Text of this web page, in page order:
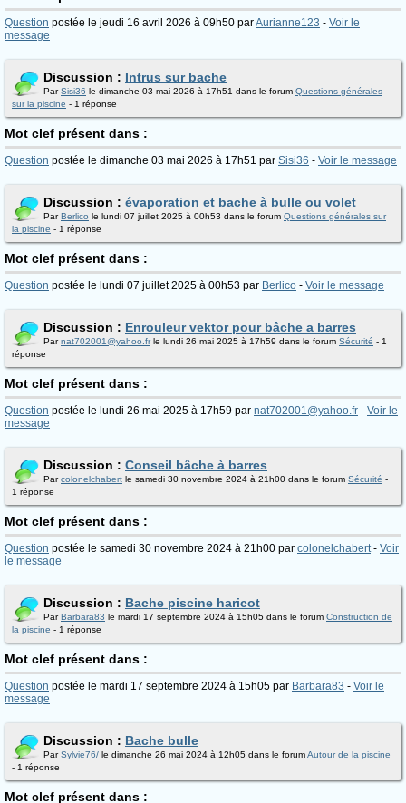
Question postée le jeudi 16 avril 2026 à 09h50 parAurianne123 - Voir le
message
Discussion : Intrus sur bache
ParSisi36 le dimanche 03 mai 2026 à 17h51 dans le forum Questions générales
sur la piscine - 1 réponse
Mot clef présent dans :
Question postée le dimanche 03 mai 2026 à 17h51 par Sisi36 - Voir le message
Discussion : évaporation et bache à bulle ou volet
ParBerlico le lundi 07 juillet 2025 à 00h53 dans le forum Questions générales sur
la piscine - 1 réponse
Mot clef présent dans :
Question postée le lundi 07 juillet 2025 à 00h53 par Berlico - Voir le message
Discussion : Enrouleur vektor pour bâche a barres
Parnat702001@yahoo.frle lundi 26 mai 2025 à 17h59 dans le forum Sécurité - 1
réponse
Mot clef présent dans :
Question postée le lundi 26 mai 2025 à 17h59 par nat702001@yahoo.fr - Voir le
message
Discussion : Conseil bâche à barres
Parcolonelchabert le samedi 30 novembre 2024 à 21h00 dans le forum Sécurité -
1 réponse
Mot clef présent dans :
Question postée le samedi 30 novembre 2024 à 21h00 par colonelchabert- Voir
le message
Discussion : Bache piscine haricot
ParBarbara83 le mardi 17 septembre 2024 à 15h05 dans le forum Construction de
la piscine - 1 réponse
Mot clef présent dans :
Question postée le mardi 17 septembre 2024 à 15h05 par Barbara83 - Voir le
message
Discussion : Bache bulle
ParSylvie76/ le dimanche 26 mai 2024 à 12h05 dans le forumAutour de la piscine
- 1 réponse
Mot clef présent dans :